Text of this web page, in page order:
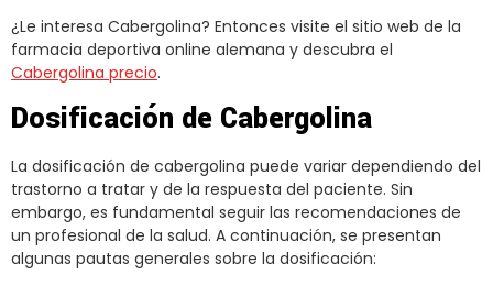
¿Le interesa Cabergolina? Entonces visite el sitio web de la
farmacia deportiva online alemana y descubra el
Cabergolina precio.
Dosificación de Cabergolina
La dosificación de cabergolina puede variar dependiendo del
trastorno a tratar y de la respuesta del paciente. Sin
embargo, es fundamental seguir las recomendaciones de
un profesional de la salud. A continuación, se presentan
algunas pautas generales sobre la dosificación: